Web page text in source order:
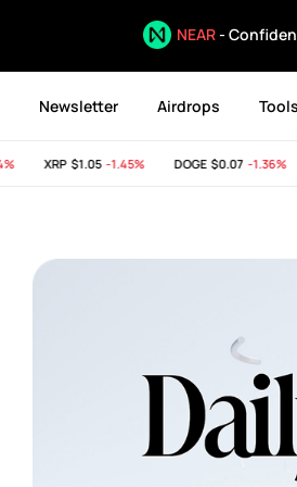
NEAR-
Newsletter Airdrops Tools
XRP$1.05 -1.45% DOGE$0.07 -1.36%